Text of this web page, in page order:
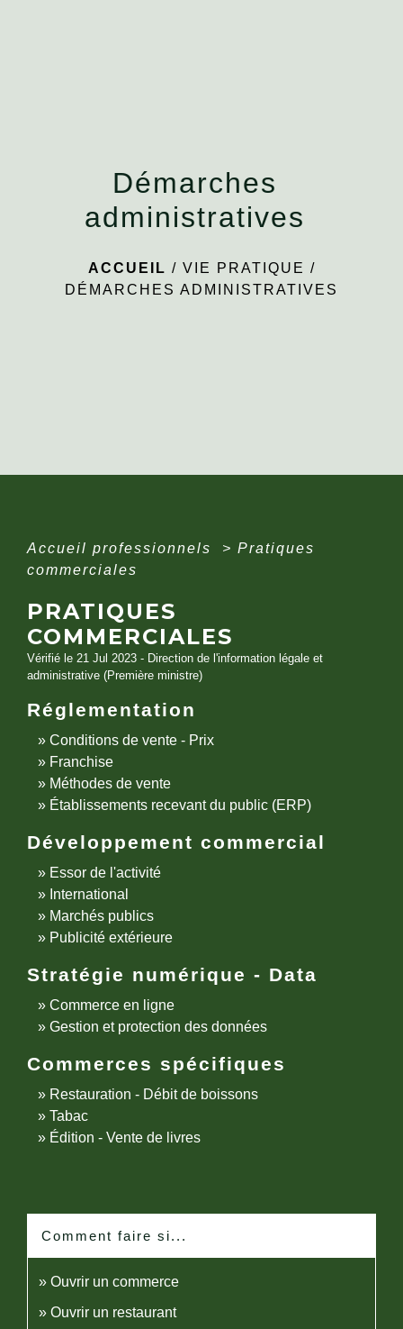
Démarches
administratives
ACCUEIL / VIE PRATIQUE /
DÉMARCHES ADMINISTRATIVES
Accueil professionnels > Pratiques
commerciales
PRATIQUES
COMMERCIALES
Vérifié le 21 Jul 2023 - Direction de l'information légale et
administrative (Première ministre)
Réglementation
Conditions de vente - Prix
Franchise
Méthodes de vente
Établissements recevant du public (ERP)
Développement commercial
Essor de l'activité
International
Marchés publics
Publicité extérieure
Stratégie numérique - Data
Commerce en ligne
Gestion et protection des données
Commerces spécifiques
Restauration - Débit de boissons
Tabac
Édition - Vente de livres
Comment faire si...
Ouvrir un commerce
Ouvrir un restaurant